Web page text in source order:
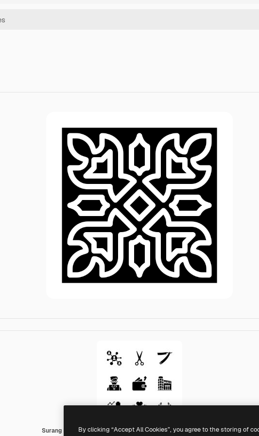
Surang Fill
By clicking “Accept All Cookies”, you agree to the storing of